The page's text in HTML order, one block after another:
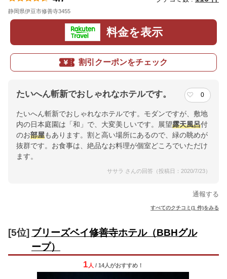
静岡県伊豆市修善寺3455
料金を表示
割引クーポンをチェック
たいへん斬新でおしゃれなホテルです。 0
たいへん斬新でおしゃれなホテルです。モダンですが、敷地
内の日本庭園は「和」で、大変美しいです。展望露天風呂付
のお部屋もあります。割と高い場所にあるので、緑の眺めが
抜群です。お食事は、絶品なお料理が個室どころでいただけ
ます。
ササラ さんの回答（投稿日：2020/7/23）
通報する
すべてのクチコミ(1 件)をみる
[5位] ブリーズベイ修善寺ホテル（BBHグル
ープ）
1 人 / 14人がおすすめ！